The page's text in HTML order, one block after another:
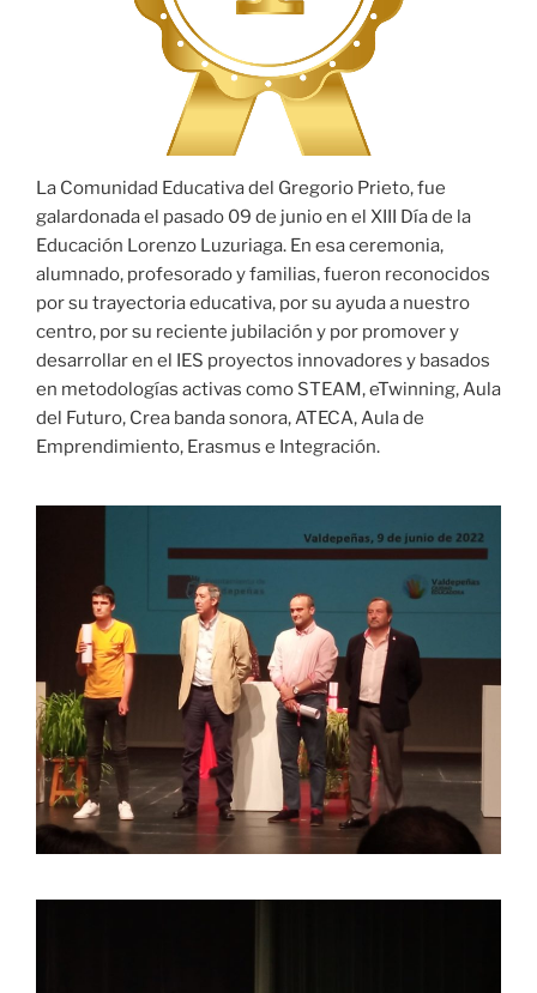
La Comunidad Educativa del Gregorio Prieto, fue
galardonada el pasado 09 de junio en el XIII Día de la
Educación Lorenzo Luzuriaga. En esa ceremonia,
alumnado, profesorado y familias, fueron reconocidos
por su trayectoria educativa, por su ayuda a nuestro
centro, por su reciente jubilación y por promover y
desarrollar en el IES proyectos innovadores y basados
en metodologías activas como STEAM, eTwinning, Aula
del Futuro, Crea banda sonora, ATECA, Aula de
Emprendimiento, Erasmus e Integración.